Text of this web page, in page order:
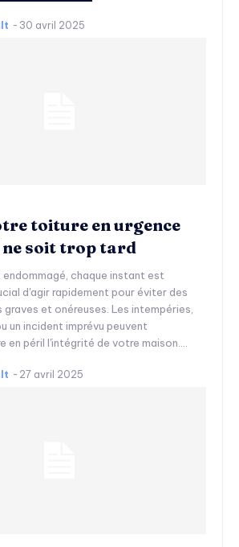
- 30 avril 2025
toiture en urgence
ne soit trop tard
chaque instant est
d'agir rapidement pour éviter des
graves et onéreuses. Les intempéries,
un incident imprévu peuvent
en péril l'intégrité de votre maison....
- 27 avril 2025